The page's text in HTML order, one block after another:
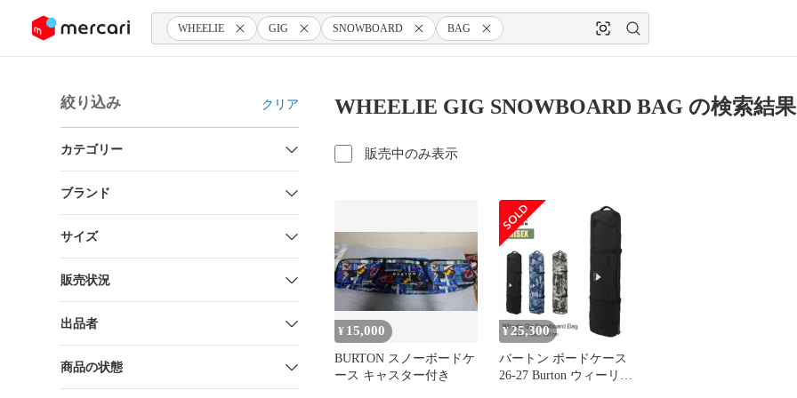
ツにスキップ WHEELIE GIG SNOWBOARD BAG
絞り込み クリア
カテゴリー
ブランド
サイズ
販売状況
出品者
商品の状態
WHEELIE GIG SNOWBOARD BAG の検索結果
販売中のみ表示
¥ 15,000
BURTON スノーボードケ
ース キャスター付き
¥25,300
バートン ボードケース
26-27 Burton ウィーリー